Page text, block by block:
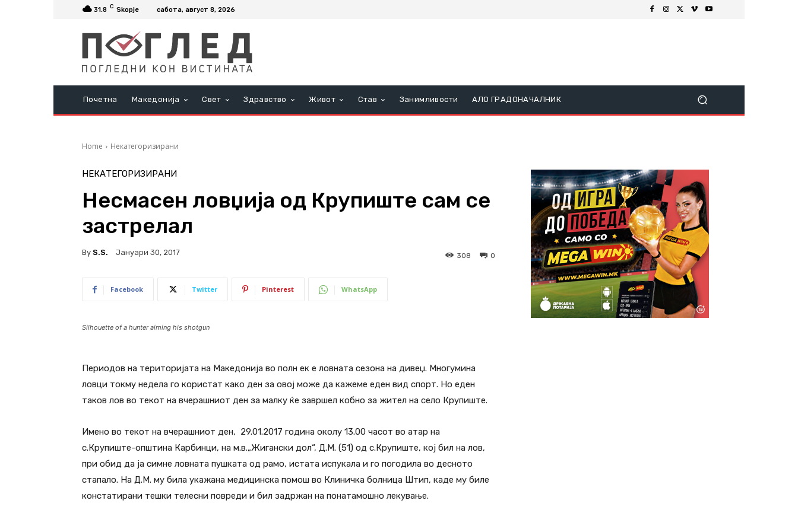
31.8 C Skopje сабота, август 8, 2026
Почетна Македонија Свет Здравство Живот Став Занимливости АЛО ГРАДОНАЧАЛНИК
Home Некатегоризирани
НЕКАТЕГОРИЗИРАНИ
Несмасен ловџија од Крупиште сам се
застрелал
By S.s. Јануари 30, 2017 0
308
Facebook Twitter Pinterest WhatsApp
Silhouette of a hunter aiming his shotgun
Периодов на територијата на Македонија во полн ек е ловната сезона на дивеџ. Многумина
ловци токму недела го користат како ден за овој може да кажеме еден вид спорт. Но еден
таков лов во текот на вчерашниот ден за малку ќе завршел кобно за жител на село Крупиште.
Имено во текот на вчерашниот ден, 29.01.2017 година околу 13.00 часот во атар на
с.Крупиште-општина Карбинци, на м.в.„Жигански дол“, Д.М. (51) од с.Крупиште, кој бил на лов,
при обид да ја симне ловната пушката од рамо, истата испукала и го погодила во десното
стапало. На Д.М. му била укажана медицинска помош во Клиничка болница Штип, каде му биле
констатирани тешки телесни повреди и бил задржан на понатамошно лекување.